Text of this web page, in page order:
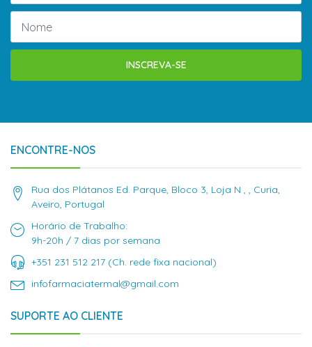
INSCREVA-SE
ENCONTRE-NOS
Rua dos Plátanos Ed. Parque, Bloco 3, Loja N , , Curia,
Aveiro, Portugal
Horário de Trabalho:
9h-20h / 7 dias por semana
+351 231 512 217 (Ch. rede fixa nacional)
infofarmaciatermal@gmail.com
SUPORTE AO CLIENTE